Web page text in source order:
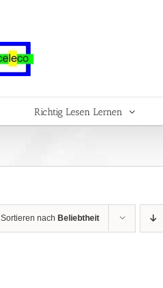
Richtig Lesen Lernen
Sortieren nach Beliebtheit